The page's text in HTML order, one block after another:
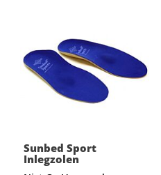
Sunbed Sport
Inlegzolen